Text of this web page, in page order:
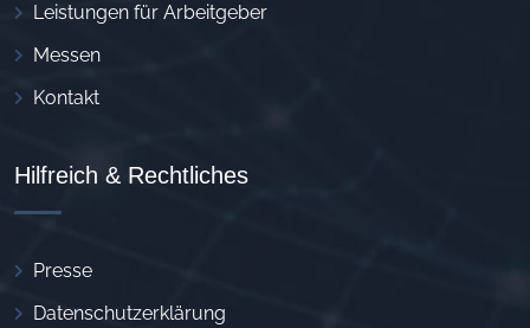
Leistungen für Arbeitgeber
Messen
Kontakt
Hilfreich & Rechtliches
Presse
Datenschutzerklärung